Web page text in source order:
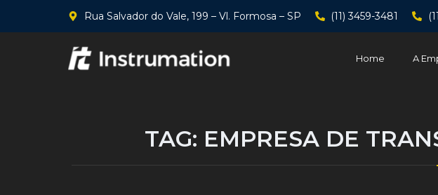
Rua Salvador do Vale, 199 – Vl. Formosa – SP (11) 3459-3481
Home A
TAG: EMPRESA DE